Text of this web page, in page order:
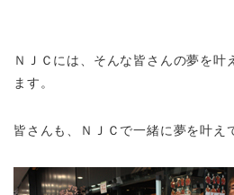
ＮＪＣには、そんな皆さんの夢を叶
ます。
皆さんも、ＮＪＣで一緒に夢を叶え